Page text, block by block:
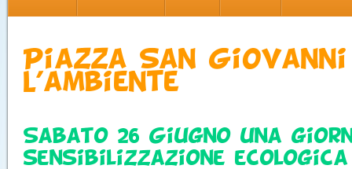
Piazza San
l’ambiente
Sabato 26 Giugno una
sensibilizzazione ecologica